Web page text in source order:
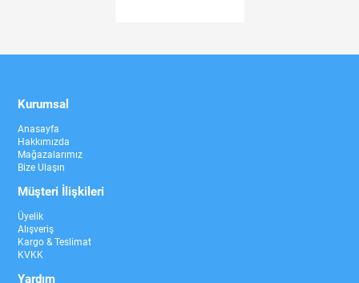
Kurumsal
Anasayfa
Hakkımızda
Mağazalarımız
Bize Ulaşın
Müşteri İlişkileri
Üyelik
Alışveriş
Kargo & Teslimat
KVKK
Yardım